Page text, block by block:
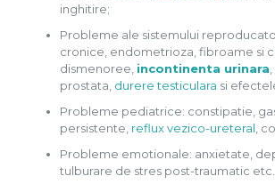
inghitire;
Probleme ale sistemului
cronice, endometrioza, fibroame si
dismenoree, incontinenta urinara
prostata, durere testiculara si
Probleme pediatrice: constipatie,
persistente, reflux vezico-ureteral ,
Probleme emotionale: anxietate,
tulburare de stres post-traumatic etc.